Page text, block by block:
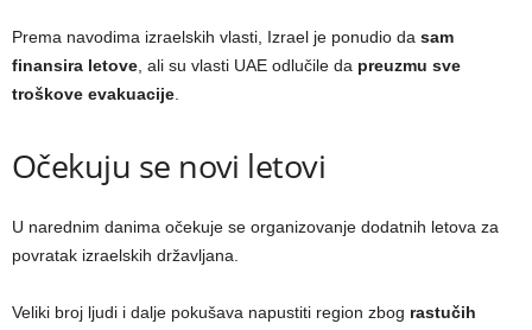
Prema navodima izraelskih vlasti, Izrael je ponudio da sam
finansira letove, ali su vlasti UAE odlučile da preuzmu sve
troškove evakuacije.
Očekuju se novi letovi
U narednim danima očekuje se organizovanje dodatnih letova za
povratak izraelskih državljana.
Veliki broj ljudi i dalje pokušava napustiti region zbog rastučih